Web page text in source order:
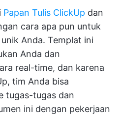
Papan Tulis ClickUp dan
cara apa pun untuk
Anda. Templat ini
Anda dan
real-time, dan karena
tim Anda bisa
tugas-tugas dan
ini dengan pekerjaan